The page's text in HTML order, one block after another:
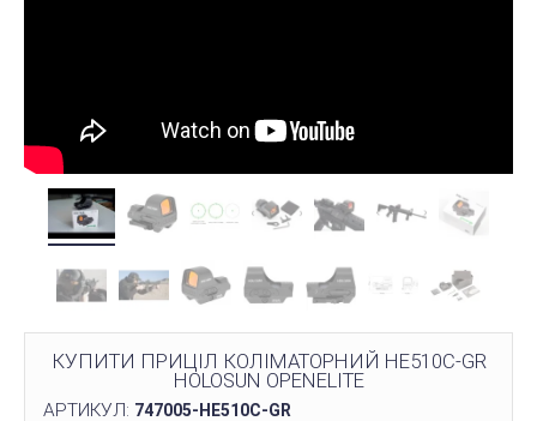
КУПИТИ ПРИЦІЛ КОЛІМАТОРНИЙ HE510C-GR
HOLOSUN ОРЕNELITE
АРТИКУЛ: 747005-HE510C-GR